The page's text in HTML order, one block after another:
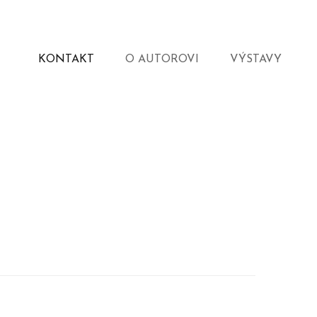
KONTAKT O AUTOROVI VÝSTAVY